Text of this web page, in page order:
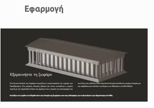
Εφαρμογή